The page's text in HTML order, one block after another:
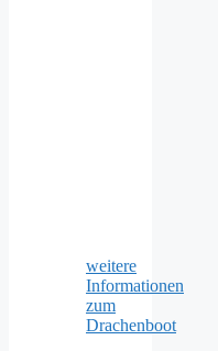
weitere
Informationen
zum
Drachenboot